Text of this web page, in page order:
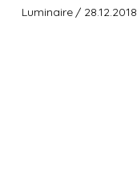
Luminaire / 28.12.2018